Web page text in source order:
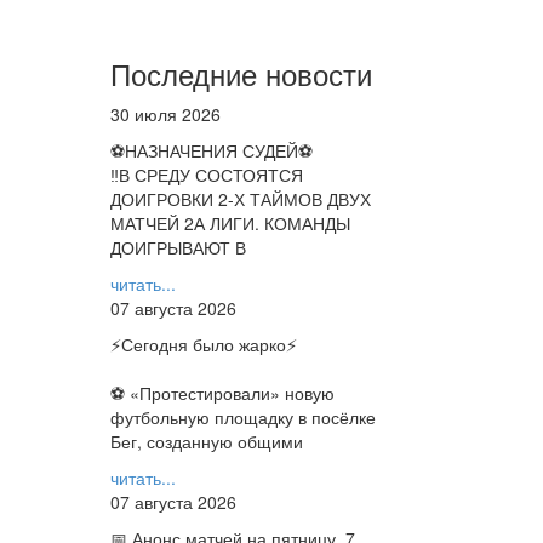
Последние новости
30 июля 2026
⚽НАЗНАЧЕНИЯ СУДЕЙ⚽
‼В СРЕДУ СОСТОЯТСЯ
ДОИГРОВКИ 2-Х ТАЙМОВ ДВУХ
МАТЧЕЙ 2А ЛИГИ. КОМАНДЫ
ДОИГРЫВАЮТ В
читать...
07 августа 2026
⚡️Сегодня было жарко⚡️
⚽ ️«Протестировали» новую
футбольную площадку в посёлке
Бег, созданную общими
читать...
07 августа 2026